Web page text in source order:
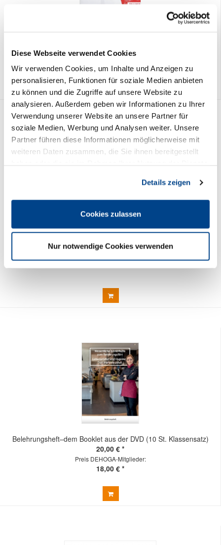
Diese Webseite verwendet Cookies
Wir verwenden Cookies, um Inhalte und Anzeigen zu
personalisieren, Funktionen für soziale Medien anbieten
zu können und die Zugriffe auf unsere Website zu
analysieren. Außerdem geben wir Informationen zu Ihrer
Verwendung unserer Website an unsere Partner für
soziale Medien, Werbung und Analysen weiter. Unsere
Partner führen diese Informationen möglicherweise mit
weiteren Daten zusammen, die Sie ihnen bereitgestellt
Cookies, wenn Sie unsere Webseite weiterhin nutzen.
Details zeigen
Cookies zulassen
Nur notwendige Cookies verwenden
Bitte reinigen - aber richtig! Housekeeping-Management
Belehrungsheft–dem Booklet aus der DVD (25 St. Klassensatz)
Preis DEHOGA-Mitglieder:
36,00 € *
Belehrungsheft–dem Booklet aus der DVD (10 St. Klassensatz)
20,00 € *
Preis DEHOGA-Mitglieder:
18,00 € *